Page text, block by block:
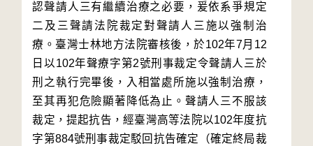
認聲請人三有繼續治療之必要，爰依系爭規定
二及三聲請法院裁定對聲請人三施以強制治
療。臺灣士林地方法院審核後，於102年7月12
日以102年聲療字第2號刑事裁定令聲請人三於
刑之執行完畢後，入相當處所施以強制治療，
至其再犯危險顯著降低為止。聲請人三不服該
裁定，提起抗告，經臺灣高等法院以102年度抗
字第884號刑事裁定駁回抗告確定（確定終局裁